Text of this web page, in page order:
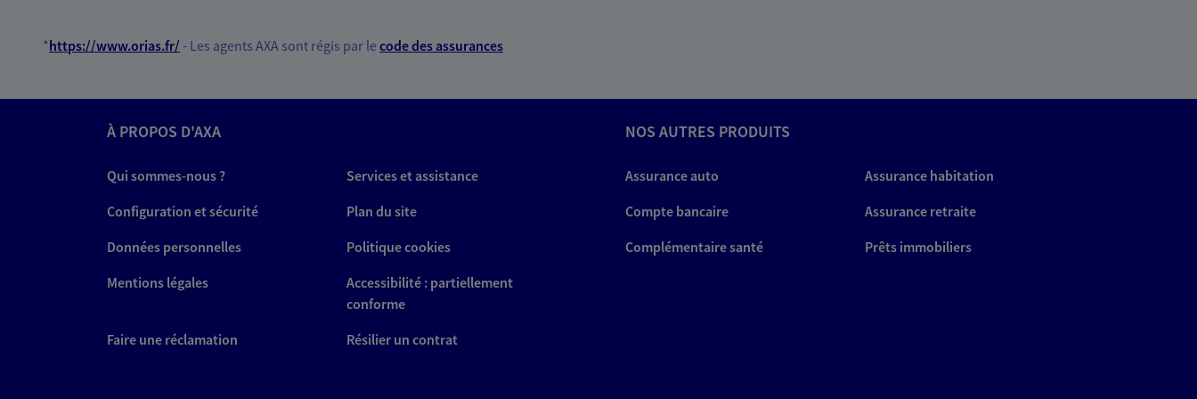
*https://www.orias.fr/ - Les agents AXA sont régis par lecode des assurances
À PROPOS D'AXA
Qui sommes-nous ?
Services et assistance
Configuration et sécurité
Plan du site
Données personnelles
Politique cookies
Mentions légales
Accessibilité : partiellement
conforme
Faire une réclamation
Résilier un contrat
NOS AUTRES PRODUITS
Assurance auto
Assurance habitation
Compte bancaire
Assurance retraite
Complémentaire santé
Prêts immobiliers